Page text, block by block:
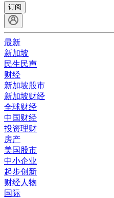
订阅
最新
新加坡
民生民声
财经
新加坡股市
新加坡财经
全球财经
中国财经
投资理财
房产
美国股市
中小企业
起步创新
财经人物
国际